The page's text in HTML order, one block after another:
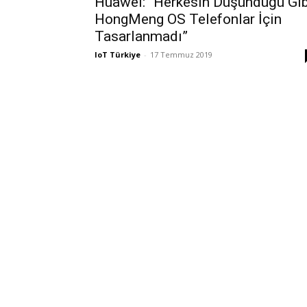
HongMeng OS Telefonlar İçin
Tasarlanmadı”
IoT Türkiye - 17 Temmuz 2019